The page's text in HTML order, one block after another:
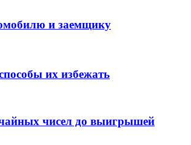
и заемщику
их избежать
чисел до выигрышей